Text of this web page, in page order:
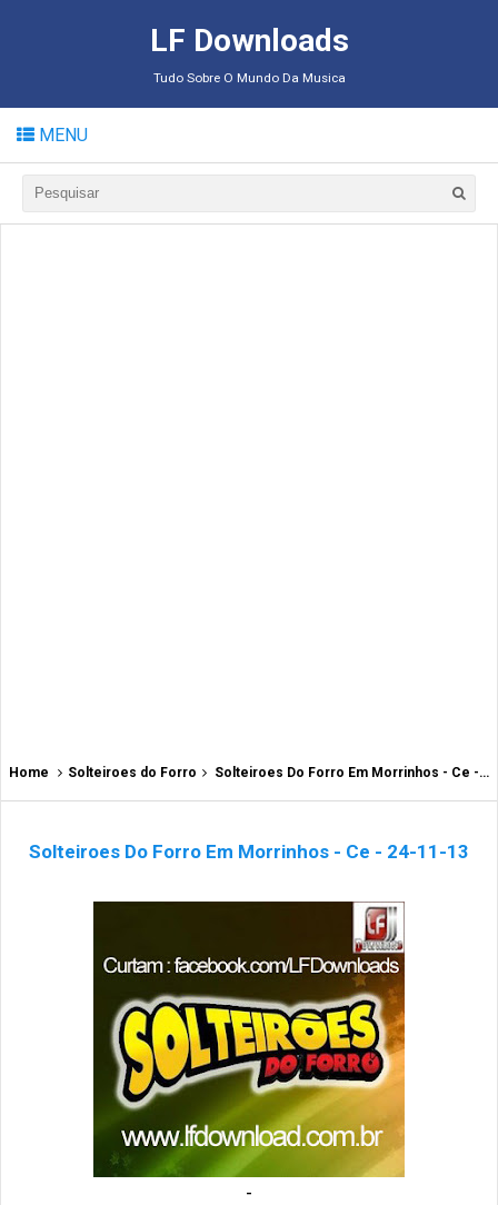
LF Downloads
Tudo Sobre O Mundo Da Musica
MENU
Home Solteiroes do Forro Solteiroes Do Forro Em Morrinhos - Ce - 24-11-13
Solteiroes Do Forro Em Morrinhos - Ce - 24-11-13
-